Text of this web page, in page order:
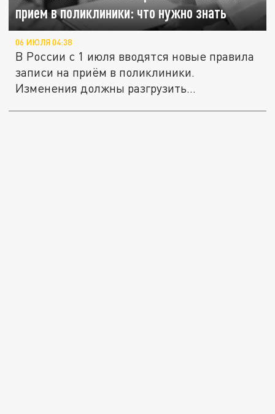
прием в поликлиники: что нужно знать
06 ИЮЛЯ 04:38
В России с 1 июля вводятся новые правила
записи на приём в поликлиники.
Изменения должны разгрузить...